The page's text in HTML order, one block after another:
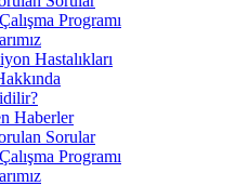
Programı
Hastalıkları
Haberler
Sorular
Programı